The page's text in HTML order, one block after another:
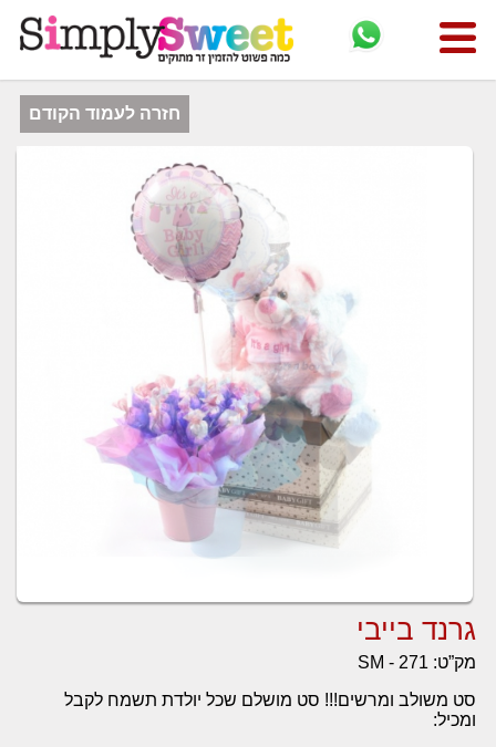
חזרה לעמוד הקודם
גרנד בייבי
מק”ט: SM - 271
סט משולב ומרשים!!! סט מושלם שכל יולדת תשמח לקבל
ומכיל: